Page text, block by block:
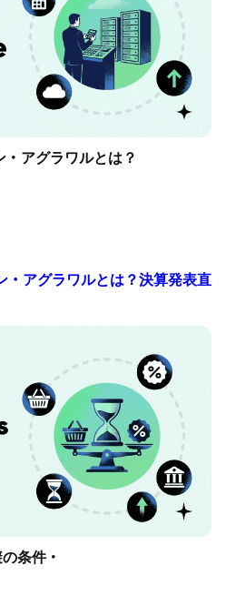
アグラワルとは？
アグラワルとは？決算発表直
条件・